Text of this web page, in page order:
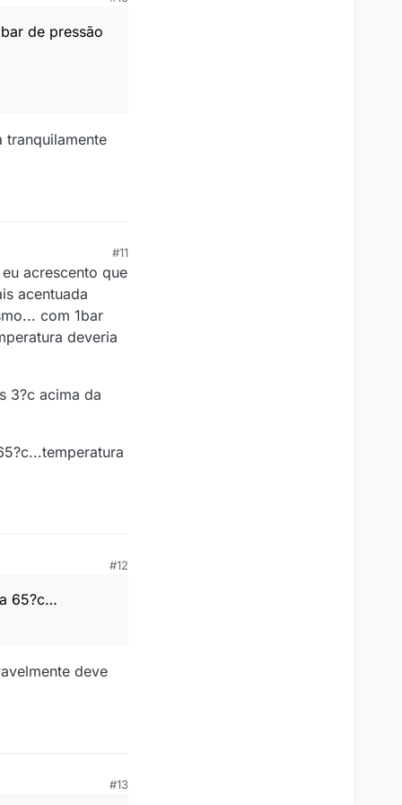
de pressão
tranquilamente
#11
acrescento que
acentuada
com 1bar
deveria
3?c acima da
#12
65?c…
deve
#13